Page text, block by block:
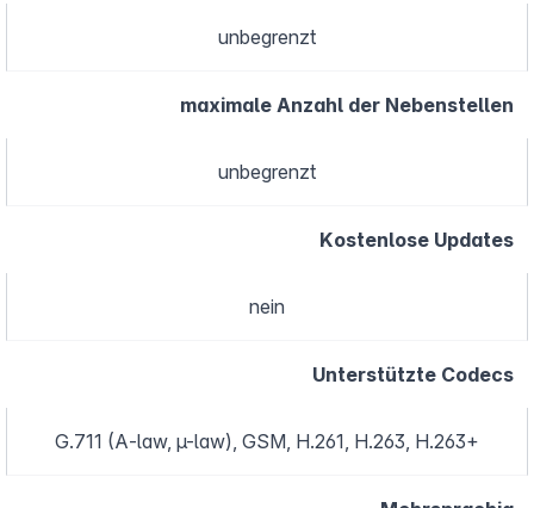
unbegrenzt
maximale Anzahl der Nebenstellen
unbegrenzt
Kostenlose Updates
nein
Unterstützte Codecs
G.711 (A-law, µ-law), GSM, H.261, H.263, H.263+